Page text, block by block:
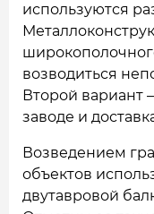
используются
возводиться
Второй вариант
заводе и
Возведением
объектов
двутавровой